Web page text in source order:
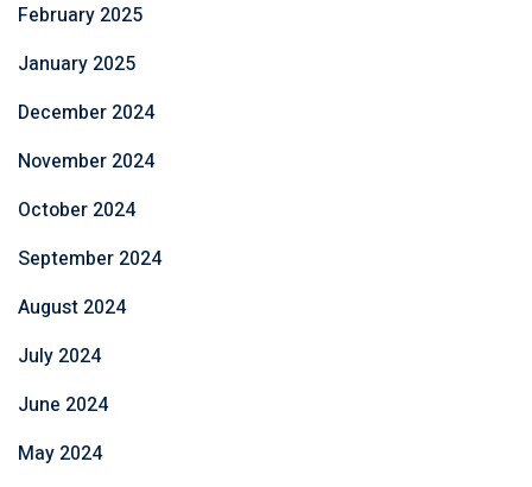
February 2025
January 2025
December 2024
November 2024
October 2024
September 2024
August 2024
July 2024
June 2024
May 2024